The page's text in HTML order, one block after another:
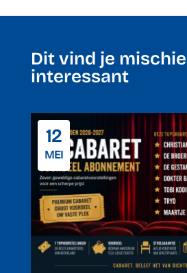
Dit vind je
interessant
12
MEI